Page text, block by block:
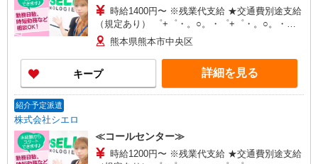
時給1400円〜 ※残業代支給 ★交通費別途支給
（規定あり） ゜+゜・。○。・゜+゜・。○。・゜
+゜ 入社祝い金10万円支給(規定有) お友達を紹介
頂くと, インセンティブ支給(規定有) ★月2回払
い・週払い可能（規程有）★ ゜・。○。・゜
+゜・。○。・゜+゜
熊本県熊本市中央区
キープ 詳細を見る
紹介予定派遣
株式会社シエロ
≪コールセンター≫
時給1200円〜 ※残業代支給 ★交通費別途支給